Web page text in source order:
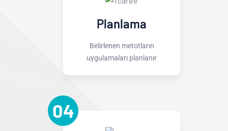
Planlama
Belirlenen metotların
uygulamaları planlanır
04